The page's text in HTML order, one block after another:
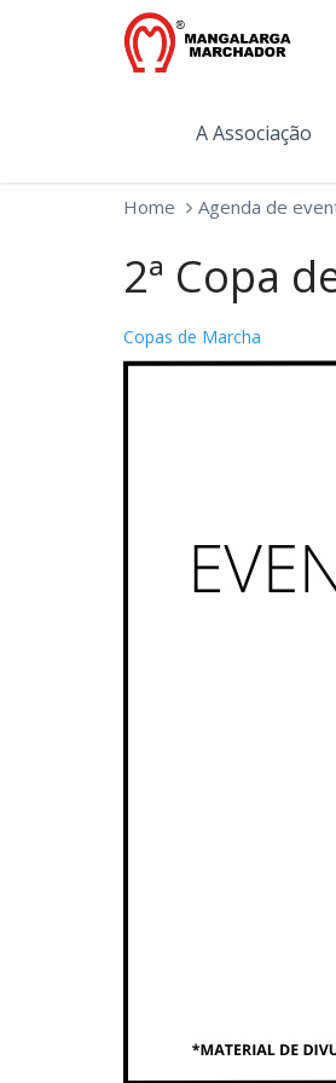
A Associação
Home Agenda de
2ª Copa
Copas de Marcha